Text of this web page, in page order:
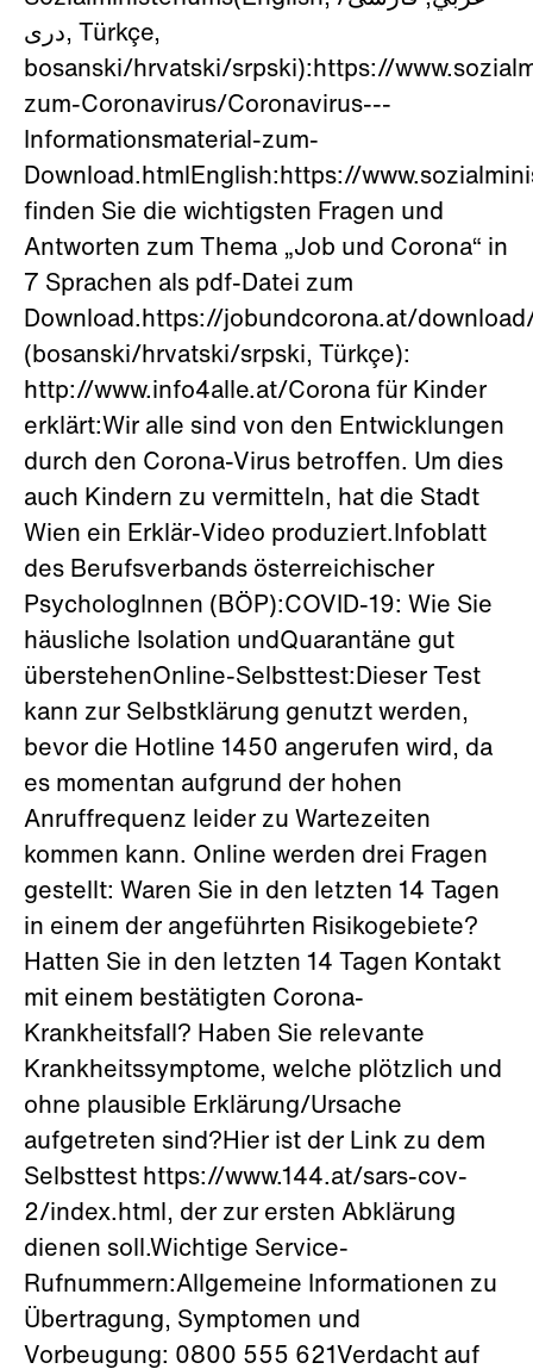
دری, Türkçe,
bosanski/hrvatski/srpski):https://
zum-Coronavirus/Coronavirus---
Informationsmaterial-zum-
Download.htmlEnglish:https://
finden Sie die wichtigsten Fragen und
Antworten zum Thema „Job und Corona“ in
7 Sprachen als pdf-Datei zum
Download.https://jobundcorona.at/
(bosanski/hrvatski/srpski, Türkçe):
http://www.info4alle.at/Corona für Kinder
erklärt:Wir alle sind von den Entwicklungen
durch den Corona-Virus betroffen. Um dies
auch Kindern zu vermitteln, hat die Stadt
Wien ein Erklär-Video produziert.Infoblatt
des Berufsverbands österreichischer
PsychologInnen (BÖP):COVID-19: Wie Sie
häusliche Isolation undQuarantäne gut
überstehenOnline-Selbsttest:Dieser Test
kann zur Selbstklärung genutzt werden,
bevor die Hotline 1450 angerufen wird, da
es momentan aufgrund der hohen
Anruffrequenz leider zu Wartezeiten
kommen kann. Online werden drei Fragen
gestellt: Waren Sie in den letzten 14 Tagen
in einem der angeführten Risikogebiete?
Hatten Sie in den letzten 14 Tagen Kontakt
mit einem bestätigten Corona-
Krankheitsfall? Haben Sie relevante
Krankheitssymptome, welche plötzlich und
ohne plausible Erklärung/Ursache
aufgetreten sind?Hier ist der Link zu dem
Selbsttest https://www.144.at/sars-cov-
2/index.html, der zur ersten Abklärung
dienen soll.Wichtige Service-
Rufnummern:Allgemeine Informationen zu
Übertragung, Symptomen und
Vorbeugung: 0800 555 621Verdacht auf